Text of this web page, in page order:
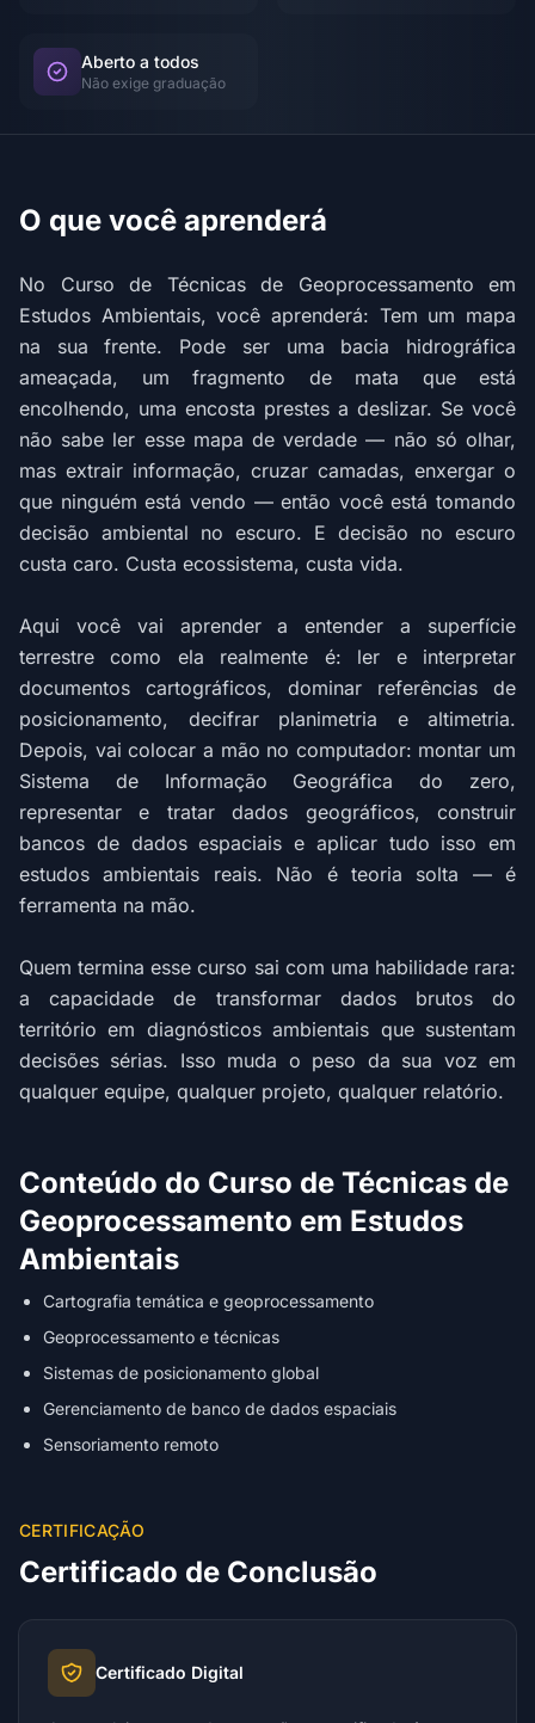
Aberto a todos
Não exige graduação
O que você aprenderá
No Curso de Técnicas de Geoprocessamento em
Estudos Ambientais, você aprenderá: Tem um mapa
na sua frente. Pode ser uma bacia hidrográfica
ameaçada, um fragmento de mata que está
encolhendo, uma encosta prestes a deslizar. Se você
não sabe ler esse mapa de verdade — não só olhar,
mas extrair informação, cruzar camadas, enxergar o
que ninguém está vendo — então você está tomando
decisão ambiental no escuro. E decisão no escuro
custa caro. Custa ecossistema, custa vida.
Aqui você vai aprender a entender a superfície
terrestre como ela realmente é: ler e interpretar
documentos cartográficos, dominar referências de
posicionamento, decifrar planimetria e altimetria.
Depois, vai colocar a mão no computador: montar um
Sistema de Informação Geográfica do zero,
representar e tratar dados geográficos, construir
bancos de dados espaciais e aplicar tudo isso em
estudos ambientais reais. Não é teoria solta — é
ferramenta na mão.
Quem termina esse curso sai com uma habilidade rara:
a capacidade de transformar dados brutos do
território em diagnósticos ambientais que sustentam
decisões sérias. Isso muda o peso da sua voz em
qualquer equipe, qualquer projeto, qualquer relatório.
Conteúdo do Curso de Técnicas de
Geoprocessamento em Estudos
Ambientais
Cartografia temática e geoprocessamento
Geoprocessamento e técnicas
Sistemas de posicionamento global
Gerenciamento de banco de dados espaciais
Sensoriamento remoto
CERTIFICAÇÃO
Certificado de Conclusão
Certificado Digital